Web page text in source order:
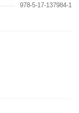
978-5-17-137984-1